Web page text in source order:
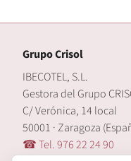
Grupo Crisol
IBECOTEL, S.L.
Gestora del Grupo
C/ Verónica, 14 local
50001 · Zaragoza
☎ Tel. 976 22 24 90